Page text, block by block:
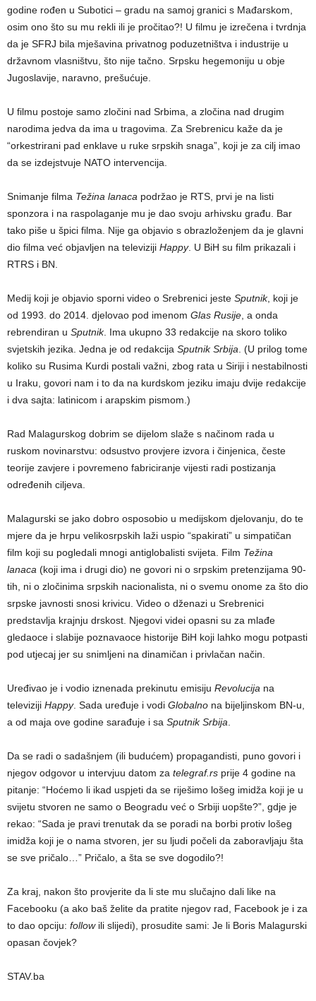
godine rođen u Subotici – gradu na samoj granici s Mađarskom,
osim ono što su mu rekli ili je pročitao?! U filmu je izrečena i tvrdnja
da je SFRJ bila mješavina privatnog poduzetništva i industrije u
državnom vlasništvu, što nije tačno. Srpsku hegemoniju u obje
Jugoslavije, naravno, prešućuje.
U filmu postoje samo zločini nad Srbima, a zločina nad drugim
narodima jedva da ima u tragovima. Za Srebrenicu kaže da je
“orkestrirani pad enklave u ruke srpskih snaga”, koji je za cilj imao
da se izdejstvuje NATO intervencija.
Snimanje filma Težina lanaca podržao je RTS, prvi je na listi
sponzora i na raspolaganje mu je dao svoju arhivsku građu. Bar
tako piše u špici filma. Nije ga objavio s obrazloženjem da je glavni
dio filma već objavljen na televiziji Happy. U BiH su film prikazali i
RTRS i BN.
Medij koji je objavio sporni video o Srebrenici jeste Sputnik, koji je
od 1993. do 2014. djelovao pod imenom Glas Rusije, a onda
rebrendiran u Sputnik. Ima ukupno 33 redakcije na skoro toliko
svjetskih jezika. Jedna je od redakcija Sputnik Srbija. (U prilog tome
koliko su Rusima Kurdi postali važni, zbog rata u Siriji i nestabilnosti
u Iraku, govori nam i to da na kurdskom jeziku imaju dvije redakcije
i dva sajta: latinicom i arapskim pismom.)
Rad Malagurskog dobrim se dijelom slaže s načinom rada u
ruskom novinarstvu: odsustvo provjere izvora i činjenica, česte
teorije zavjere i povremeno fabriciranje vijesti radi postizanja
određenih ciljeva.
Malagurski se jako dobro osposobio u medijskom djelovanju, do te
mjere da je hrpu velikosrpskih laži uspio “spakirati” u simpatičan
film koji su pogledali mnogi antiglobalisti svijeta. Film Težina
lanaca (koji ima i drugi dio) ne govori ni o srpskim pretenzijama 90-
tih, ni o zločinima srpskih nacionalista, ni o svemu onome za što dio
srpske javnosti snosi krivicu. Video o dženazi u Srebrenici
predstavlja krajnju drskost. Njegovi videi opasni su za mlađe
gledaoce i slabije poznavaoce historije BiH koji lahko mogu potpasti
pod utjecaj jer su snimljeni na dinamičan i privlačan način.
Uređivao je i vodio iznenada prekinutu emisiju Revolucija na
televiziji Happy. Sada uređuje i vodi Globalno na bijeljinskom BN-u,
a od maja ove godine sarađuje i sa Sputnik Srbija.
Da se radi o sadašnjem (ili budućem) propagandisti, puno govori i
njegov odgovor u intervjuu datom za telegraf.rs prije 4 godine na
pitanje: “Hoćemo li ikad uspjeti da se riješimo lošeg imidža koji je u
svijetu stvoren ne samo o Beogradu već o Srbiji uopšte?”, gdje je
rekao: “Sada je pravi trenutak da se poradi na borbi protiv lošeg
imidža koji je o nama stvoren, jer su ljudi počeli da zaboravljaju šta
se sve pričalo…” Pričalo, a šta se sve dogodilo?!
Za kraj, nakon što provjerite da li ste mu slučajno dali like na
Facebooku (a ako baš želite da pratite njegov rad, Facebook je i za
to dao opciju: followili slijedi), prosudite sami: Je li Boris Malagurski
opasan čovjek?
STAV.ba